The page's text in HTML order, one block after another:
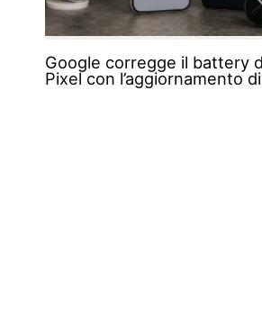
Google corregge il battery
Pixel con l’aggiornamento